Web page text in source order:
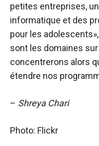
petites entreprises,
informatique et des
pour les
sont les domaines
concentrerons alors
étendre nos
– Shreya Chari
Photo: Flickr